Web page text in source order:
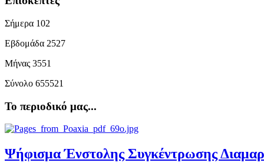
Σήμερα 102
Εβδομάδα 2527
Μήνας 3551
Σύνολο 655521
Το περιοδικό μας...
Ψήφισμα Ένστολης Συγκέντρωσης